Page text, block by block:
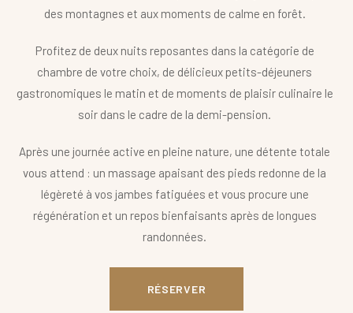
des montagnes et aux moments de calme en forêt.
Profitez de deux nuits reposantes dans la catégorie de
chambre de votre choix, de délicieux petits-déjeuners
gastronomiques le matin et de moments de plaisir culinaire le
soir dans le cadre de la demi-pension.
Après une journée active en pleine nature, une détente totale
vous attend : un massage apaisant des pieds redonne de la
légèreté à vos jambes fatiguées et vous procure une
régénération et un repos bienfaisants après de longues
randonnées.
RÉSERVER